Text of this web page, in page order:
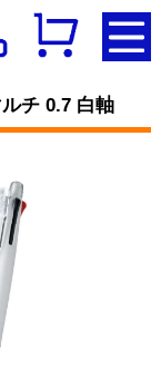
チ 0.7 白軸